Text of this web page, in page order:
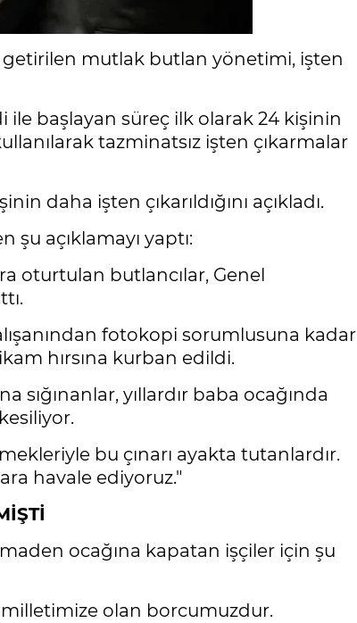
mutlak butlan yönetimi, işten
başlayan süreç ilk olarak 24 kişinin
tazminatsız işten çıkarmalar
daha işten çıkarıldığını açıkladı.
şu açıklamayı yaptı:
oturtulan butlancılar, Genel
fotokopi sorumlusuna kadar
hırsına kurban edildi.
sığınanlar, yıllardır baba ocağında
bu çınarı ayakta tutanlardır.
havale ediyoruz."
ocağına kapatan işçiler için şu
milletimize olan borcumuzdur.